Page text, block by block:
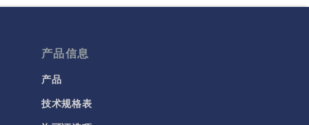
产品信息
产品
技术规格表